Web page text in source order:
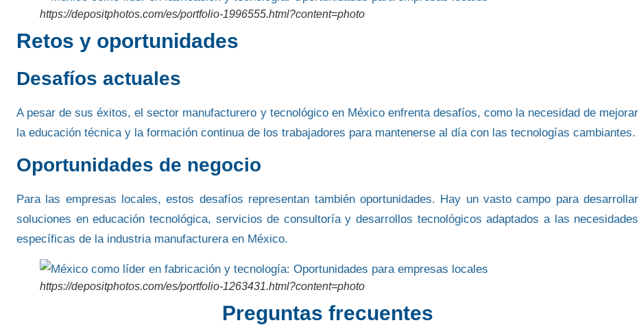
https://depositphotos.com/es/portfolio-1996555.html?content=photo
Retos y oportunidades
Desafíos actuales
A pesar de sus éxitos, el sector manufacturero y tecnológico en México enfrenta desafíos, como la necesidad de mejorar
la educación técnica y la formación continua de los trabajadores para mantenerse al día con las tecnologías cambiantes.
Oportunidades de negocio
Para las empresas locales, estos desafíos representan también oportunidades. Hay un vasto campo paradesarrollar
soluciones en educación tecnológica, servicios de consultoría y desarrollos tecnológicos adaptados a las necesidades
específicas de la industria manufacturera en México.
https://depositphotos.com/es/portfolio-1263431.html?content=photo
Preguntas frecuentes